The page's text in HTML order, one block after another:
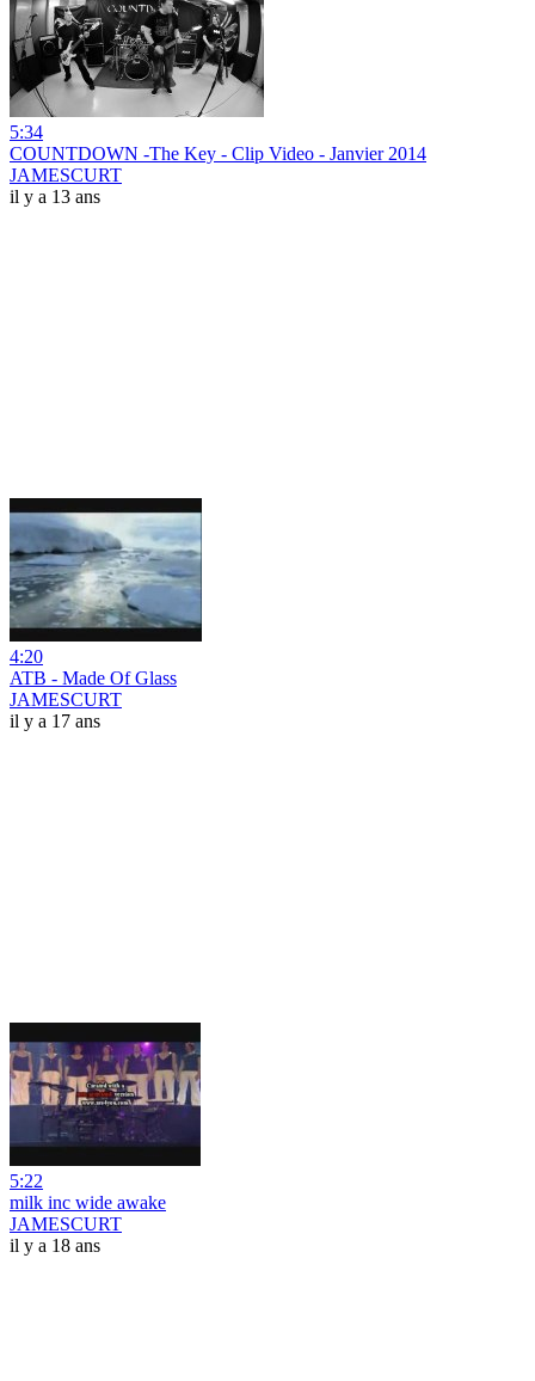
5:34
COUNTDOWN -The Key - Clip Video - Janvier 2014
JAMESCURT
il y a 13 ans
4:20
ATB - Made Of Glass
JAMESCURT
il y a 17 ans
5:22
milk inc wide awake
JAMESCURT
il y a 18 ans